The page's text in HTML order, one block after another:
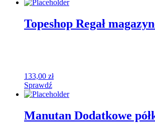
Topeshop Regał
133,00 zł
Sprawdź
Manutan Dodatkowe